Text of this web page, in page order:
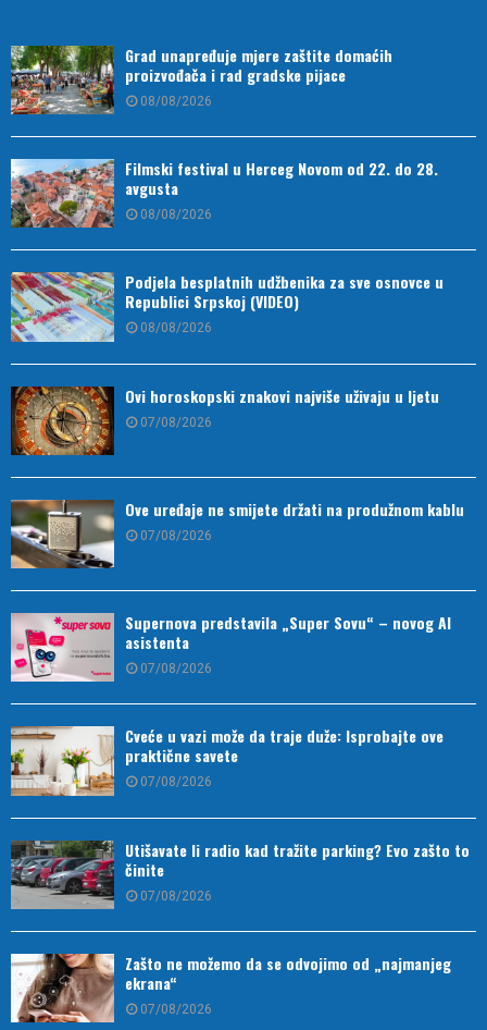
Grad unapređuje mjere zaštite domaćih
proizvođača i rad gradske pijace
08/08/2026
Filmski festival u Herceg Novom od 22. do 28.
avgusta
08/08/2026
Podjela besplatnih udžbenika za sve osnovce u
Republici Srpskoj (VIDEO)
08/08/2026
Ovi horoskopski znakovi najviše uživaju u ljetu
07/08/2026
Ove uređaje ne smijete držati na produžnom kablu
07/08/2026
Supernova predstavila „Super Sovu“ – novog AI
asistenta
07/08/2026
Cveće u vazi može da traje duže: Isprobajte ove
praktične savete
07/08/2026
Utišavate li radio kad tražite parking? Evo zašto to
činite
07/08/2026
Zašto ne možemo da se odvojimo od „najmanjeg
ekrana“
07/08/2026